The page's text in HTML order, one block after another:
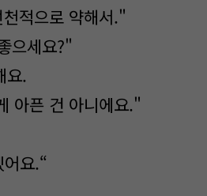
적으로 약해서."
으세요?"
요.
아픈 건 아니에요."
요.“